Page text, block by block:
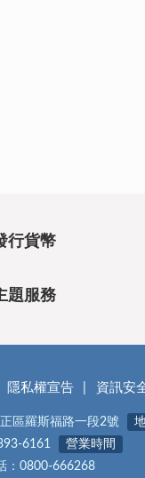
行貨幣
題服務
隱私權宣告 資訊安
區羅斯福路一段2號
6161
營業時間
：0800-666268